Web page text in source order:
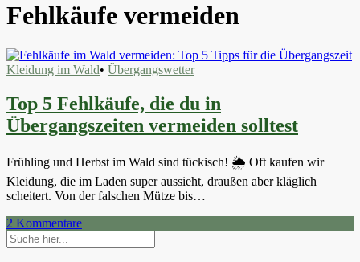
Fehlkäufe vermeiden
Kleidung im Wald• Übergangswetter
Top 5 Fehlkäufe, die du in
Übergangszeiten vermeiden solltest
Frühling und Herbst im Wald sind tückisch! 🌦️ Oft kaufen wir
Kleidung, die im Laden super aussieht, draußen aber kläglich
scheitert. Von der falschen Mütze bis…
2 Kommentare